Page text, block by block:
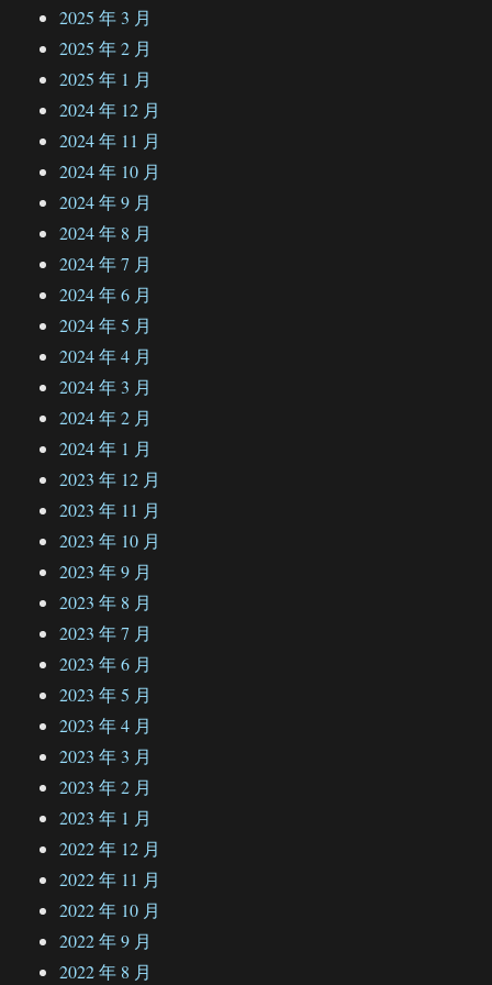
2025 年 3 月
2025 年 2 月
2025 年 1 月
2024 年 12 月
2024 年 11 月
2024 年 10 月
2024 年 9 月
2024 年 8 月
2024 年 7 月
2024 年 6 月
2024 年 5 月
2024 年 4 月
2024 年 3 月
2024 年 2 月
2024 年 1 月
2023 年 12 月
2023 年 11 月
2023 年 10 月
2023 年 9 月
2023 年 8 月
2023 年 7 月
2023 年 6 月
2023 年 5 月
2023 年 4 月
2023 年 3 月
2023 年 2 月
2023 年 1 月
2022 年 12 月
2022 年 11 月
2022 年 10 月
2022 年 9 月
2022 年 8 月